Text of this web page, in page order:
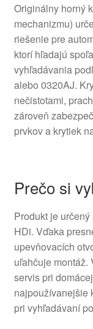
Originálny horný
mechanizmu)
riešenie pre
ktorí hľadajú
vyhľadávania
alebo 0320AJ.
nečistotami,
zároveň
prvkov a krytiek
Prečo si
Produkt je
HDi. Vďaka
upevňovacích
uľahčuje montáž.
servis pri
najpoužívanejšie
pri vyhľadávaní